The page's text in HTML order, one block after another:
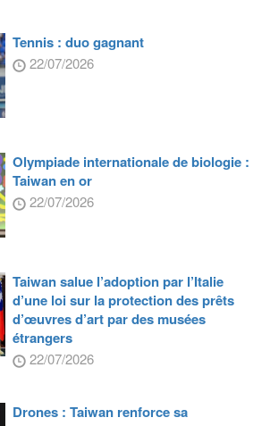
Tennis : duo gagnant
22/07/2026
Olympiade internationale de biologie :
Taiwan en or
22/07/2026
Taiwan salue l’adoption par l’Italie
d’une loi sur la protection des prêts
d’œuvres d’art par des musées
étrangers
22/07/2026
Drones : Taiwan renforce sa